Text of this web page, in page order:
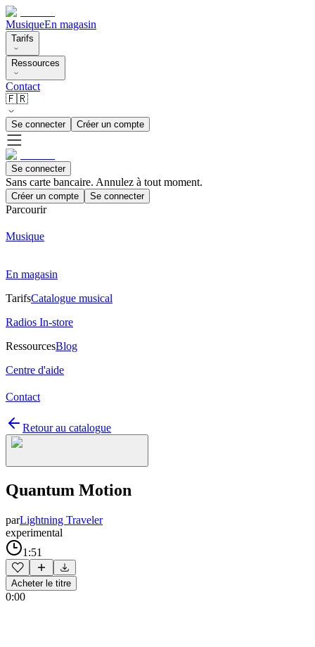
MusiqueEn magasin
Tarifs
Ressources
Contact
🇫🇷
Se connecter Créer un compte
Se connecter
Sans carte bancaire. Annulez à tout moment.
Créer un compte Se connecter
Parcourir
Musique
En magasin
TarifsCatalogue musical
Radios In-store
RessourcesBlog
Centre d'aide
Contact
Retour au catalogue
Quantum Motion
parLightning Traveler
experimental
1:51
Acheter le titre
0:00